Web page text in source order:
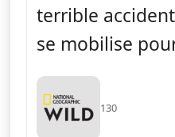
terrible
se mobilise
130